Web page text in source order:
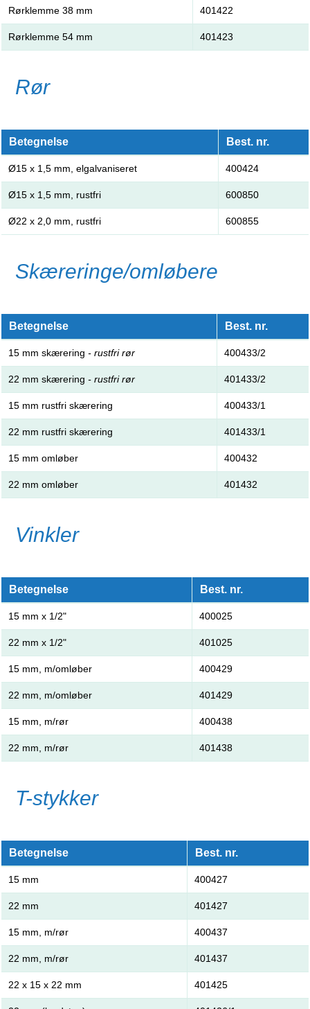
Rørklemme 38 mm 401422
Rørklemme 54 mm 401423
Rør
Betegnelse Best. nr.
Ø15 x 1,5 mm, elgalvaniseret 400424
Ø15 x 1,5 mm, rustfri 600850
Ø22 x 2,0 mm, rustfri 600855
Skæreringe/omløbere
Betegnelse Best. nr.
15 mm skærering - rustfri rør 400433/2
22 mm skærering - rustfri rør 401433/2
15 mm rustfri skærering 400433/1
22 mm rustfri skærering 401433/1
15 mm omløber 400432
22 mm omløber 401432
Vinkler
Betegnelse Best. nr.
15 mm x 1/2" 400025
22 mm x 1/2" 401025
15 mm, m/omløber 400429
22 mm, m/omløber 401429
15 mm, m/rør 400438
22 mm, m/rør 401438
T-stykker
Betegnelse Best. nr.
15 mm 400427
22 mm 401427
15 mm, m/rør 400437
22 mm, m/rør 401437
22 x 15 x 22 mm 401425